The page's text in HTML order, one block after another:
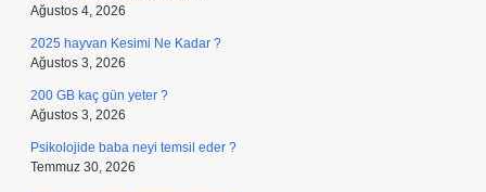
Ağustos 4, 2026
2025 hayvan Kesimi Ne Kadar ?
Ağustos 3, 2026
200 GB kaç gün yeter ?
Ağustos 3, 2026
Psikolojide baba neyi temsil eder ?
Temmuz 30, 2026